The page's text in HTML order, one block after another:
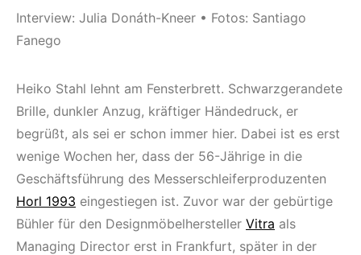
Interview: Julia Donáth-Kneer • Fotos: Santiago
Fanego
Heiko Stahl lehnt am Fensterbrett. Schwarzgerandete
Brille, dunkler Anzug, kräftiger Händedruck, er
begrüßt, als sei er schon immer hier. Dabei ist es erst
wenige Wochen her, dass der 56-Jährige in die
Geschäftsführung des Messerschleiferproduzenten
Horl 1993 eingestiegen ist. Zuvor war der gebürtige
Bühler für den Designmöbelhersteller Vitra als
Managing Director erst in Frankfurt, später in der